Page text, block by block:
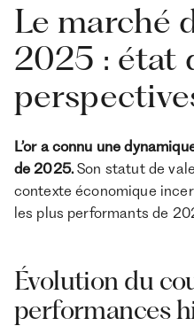
Le marché
2025 : état
L’or a connu une
de 2025. Son statut de
contexte économique
les plus performants de
Évolution du
performances